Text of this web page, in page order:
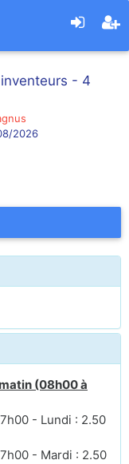
- 4
2026
(08h00 à
- Lundi : 2.50
- Mardi : 2.50